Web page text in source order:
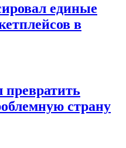
единые
в
превратить
страну